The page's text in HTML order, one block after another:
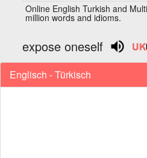
Online English Turkish and
million words and idioms.
expose oneself
Englisch - Türkisch